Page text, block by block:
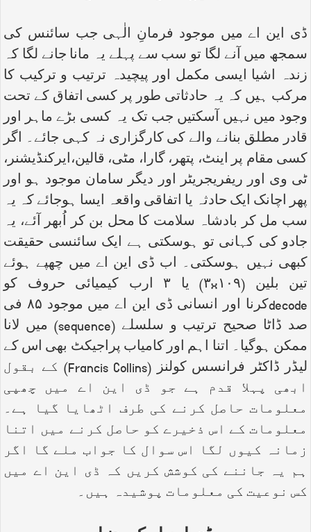
ڈی این اے میں موجود فرمانِ الٰہی جب سائنس کی
سمجھ میں آنے لگا تو سب سے پہلے یہ مانا جانے لگا کہ
زندہ اشیا ایسی مکمل اور پیچیدہ ترتیب و ترکیب کا
مرکب ہیں کہ یہ حادثاتی طور پر کسی اتفاق کے تحت
وجود میں نہیں آسکتیں جب تک یہ کسی بڑے ماہر اور
قادر مطلق بنانے والے کی کارگزاری نہ کہی جائے۔ اگر
کسی مقام پر اینٹ، پتھر، گارا، مٹی، قالین،ایرکنڈیشنر،
ٹی وی اور ریفریجریٹر اور دیگر سامان موجود ہو اور
پھر اچانک ایک حادثہ یا اتفاقی واقعہ ایسا ہوجائے کہ یہ
سب مل کر بادشاہ سلامت کا محل بن کر اُبھر آئے، یہ
جادو کی کہانی تو ہوسکتی ہے ایک سائنسی حقیقت
کبھی نہیں ہوسکتی۔ اب ڈی این اے میں چھپے ہوئے
تین بلین (۱۰۹
x۳) یا ۳ ارب کیمیائی حروف کو
decode
کرنا اور انسانی ڈی این اے میں موجود ۸۵ فی
صد ڈاٹا صحیح ترتیب و سلسلے (sequence) میں لانا
ممکن ہوگیا۔ اتنا اہم اور کامیاب پراجیکٹ بھی اس کے
لیڈر ڈاکٹر فرانسس کولنز (Francis Collins) کے بقول
ابھی پہلا قدم ہے جو ڈی این اے میں چھپی
معلومات حاصل کرنے کی طرف اٹھایا گیا ہے۔
معلومات کے اس ذخیرے کو حاصل کرنے میں اتنا
زمانہ کیوں لگا اس سوال کا جواب ملے گا اگر
ہم یہ جاننے کی کوشش کریں کہ ڈی این اے میں
کس نوعیت کی معلومات پوشیدہ ہیں۔